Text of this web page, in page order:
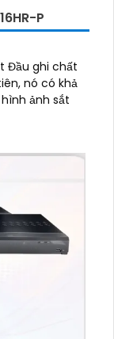
P
Đầu ghi chất
ảnh sắt